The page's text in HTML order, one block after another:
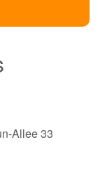
Allee 33